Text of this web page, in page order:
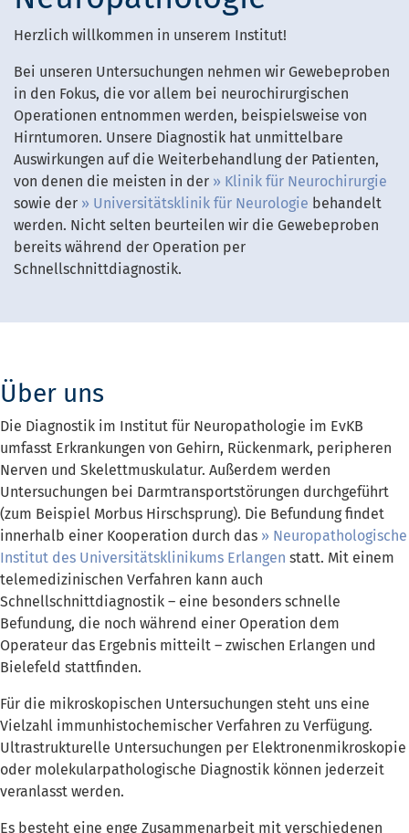
Herzlich willkommen in unserem Institut!
Bei unseren Untersuchungen nehmen wir Gewebeproben
in den Fokus, die vor allem bei neurochirurgischen
Operationen entnommen werden, beispielsweise von
Hirntumoren. Unsere Diagnostik hat unmittelbare
Auswirkungen auf die Weiterbehandlung der Patienten,
von denen die meisten in der
Klinik für Neurochirurgie
sowie der
Universitätsklinik für Neurologie behandelt
werden. Nicht selten beurteilen wir die Gewebeproben
bereits während der Operation per
Schnellschnittdiagnostik.
Über uns
Die Diagnostik im Institut für Neuropathologie im EvKB
umfasst Erkrankungen von Gehirn, Rückenmark, peripheren
Nerven und Skelettmuskulatur. Außerdem werden
Untersuchungen bei Darmtransportstörungen durchgeführt
(zum Beispiel Morbus Hirschsprung). Die Befundung findet
innerhalb einer Kooperation durch das
Neuropathologische
Institut des Universitätsklinikums Erlangen statt. Mit einem
telemedizinischen Verfahren kann auch
Schnellschnittdiagnostik – eine besonders schnelle
Befundung, die noch während einer Operation dem
Operateur das Ergebnis mitteilt – zwischen Erlangen und
Bielefeld stattfinden.
Für die mikroskopischen Untersuchungen steht uns eine
Vielzahl immunhistochemischer Verfahren zu Verfügung.
Ultrastrukturelle Untersuchungen per Elektronenmikroskopie
oder molekularpathologische Diagnostik können jederzeit
veranlasst werden.
Es besteht eine enge Zusammenarbeit mit verschiedenen